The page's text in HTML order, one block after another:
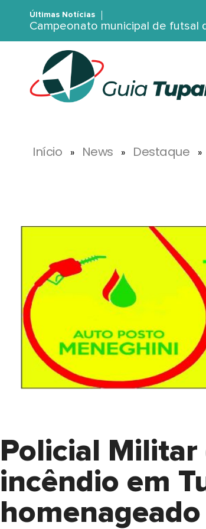
Últimas Notícias
Campeonato municipal de futsal
Início » News » Destaque »
Policial
incêndio em
homenageado